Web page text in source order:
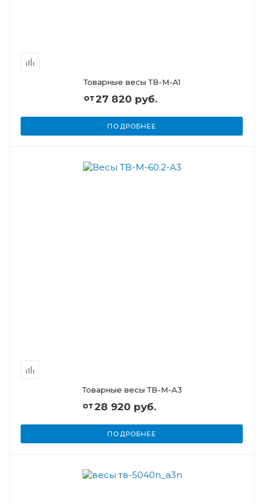
Товарные весы ТВ-М-A1
от27 820 руб.
ПОДРОБНЕЕ
Товарные весы ТВ-М-A3
от28 920 руб.
ПОДРОБНЕЕ